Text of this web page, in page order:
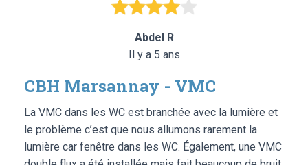
Abdel R
Il y a 5 ans
CBH Marsannay - VMC
La VMC dans les WC est branchée avec la lumière et
le problème c’est que nous allumons rarement la
lumière car fenêtre dans les WC. Également, une VMC